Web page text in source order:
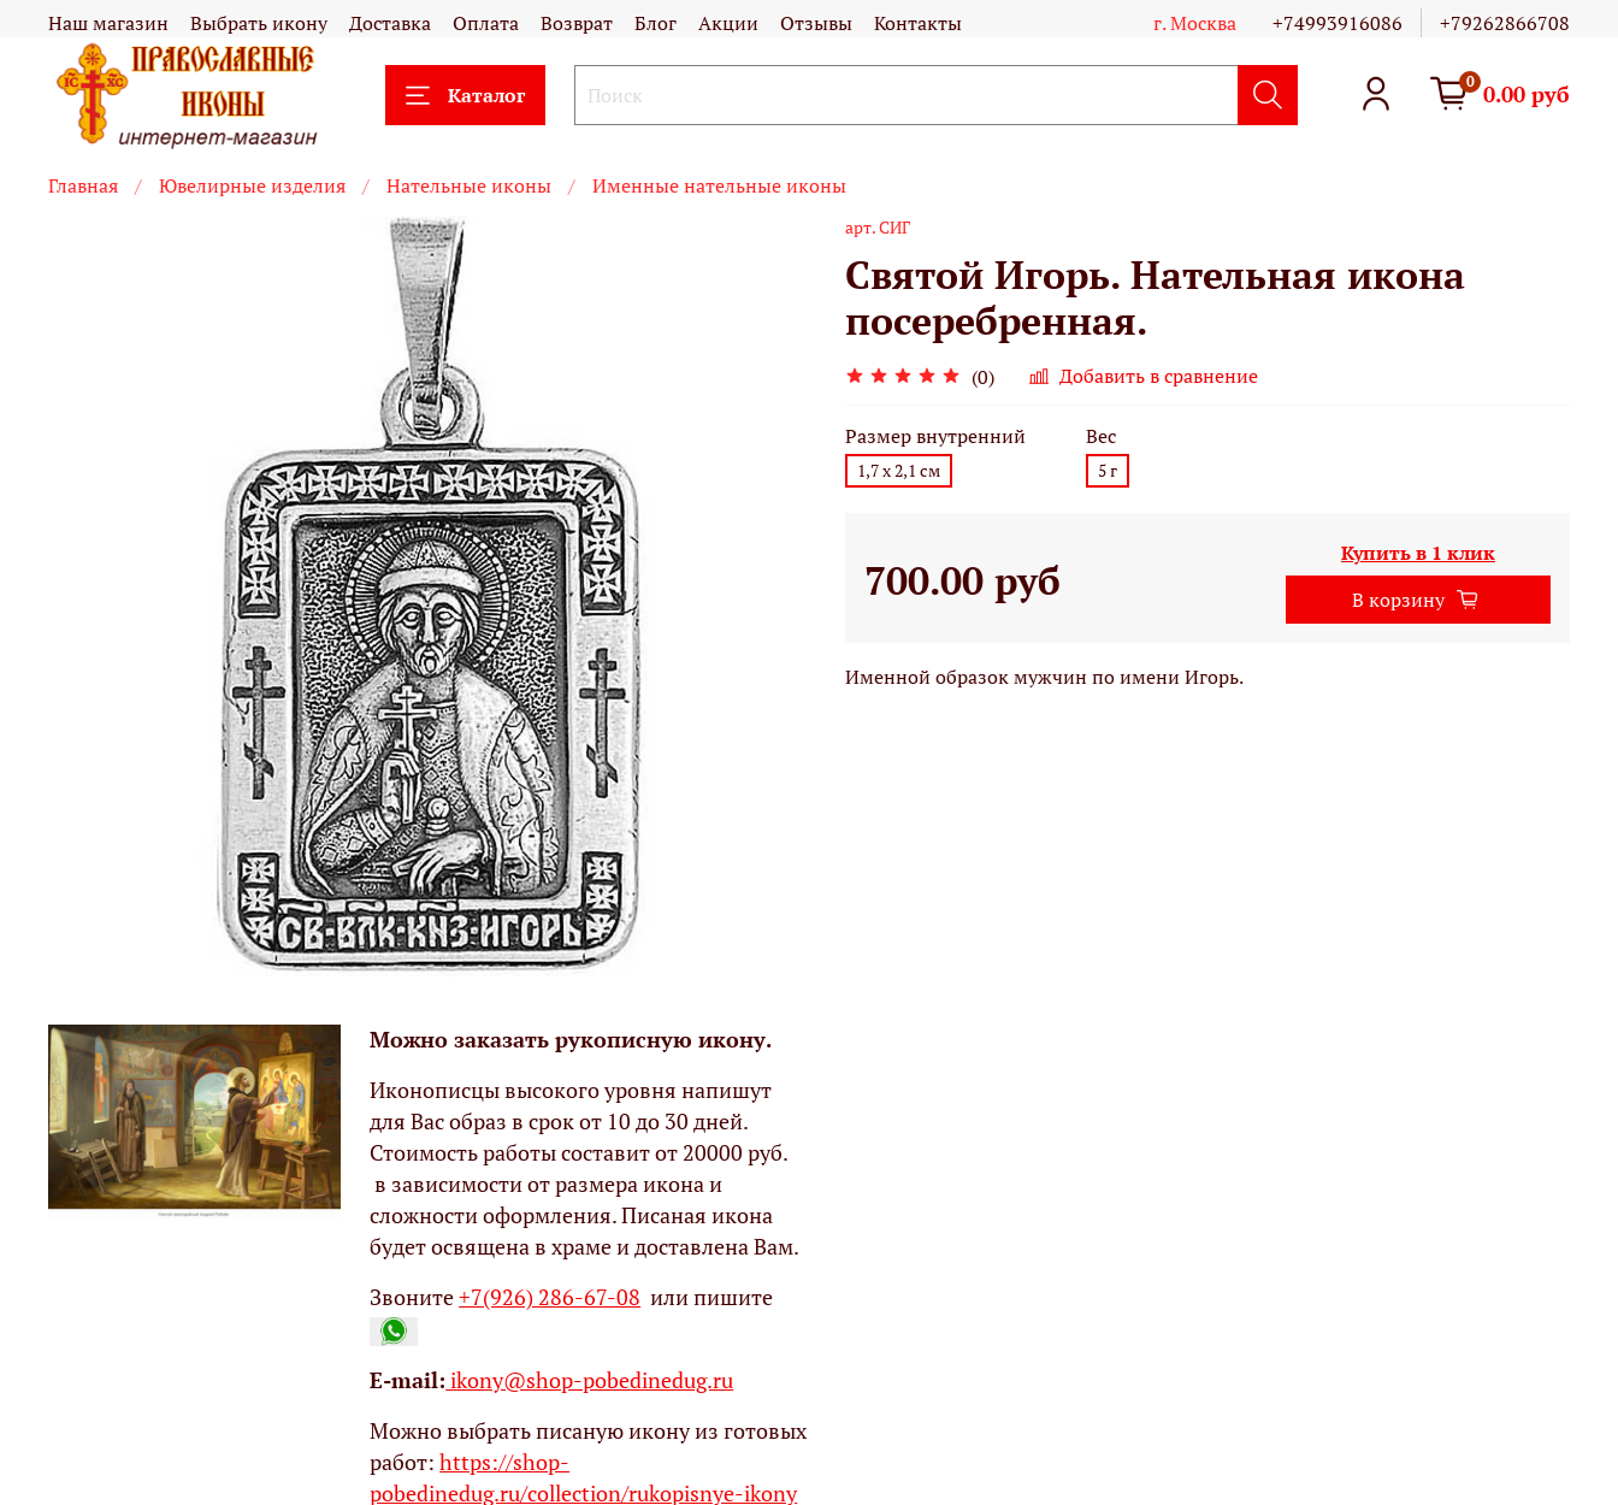
Наш магазин Выбрать икону Доставка Оплата Возврат Блог Акции Отзывы Контакты г. Москва +74993916086 +79262866708
Каталог
0 0.00 руб
Главная Ювелирные изделия Нательные иконы Именные нательные иконы
арт.СИГ
Святой Игорь. Нательная икона
посеребренная.
(0) Добавить в сравнение
Размер внутренний
1,7 х 2,1 см
Вес
5 г
700.00 руб
Купить в 1 клик
В корзину
Именной образок мужчин по имени Игорь.
Можно заказать рукописную икону.
Иконописцы высокого уровня напишут
для Вас образ в срок от 10 до 30 дней.
Стоимость работы составит от 20000 руб.
в зависимости от размера икона и
сложности оформления. Писаная икона
будет освящена в храме и доставлена Вам.
Звоните+7(926) 286-67-08 или пишите
Е-mail: ikony@shop-pobedinedug.ru
Можно выбрать писаную икону из готовых
работ:https://shop-
pobedinedug.ru/collection/rukopisnye-ikony